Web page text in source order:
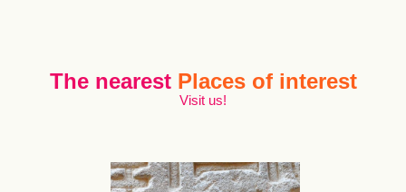
The nearest Places of interest
Visit us!